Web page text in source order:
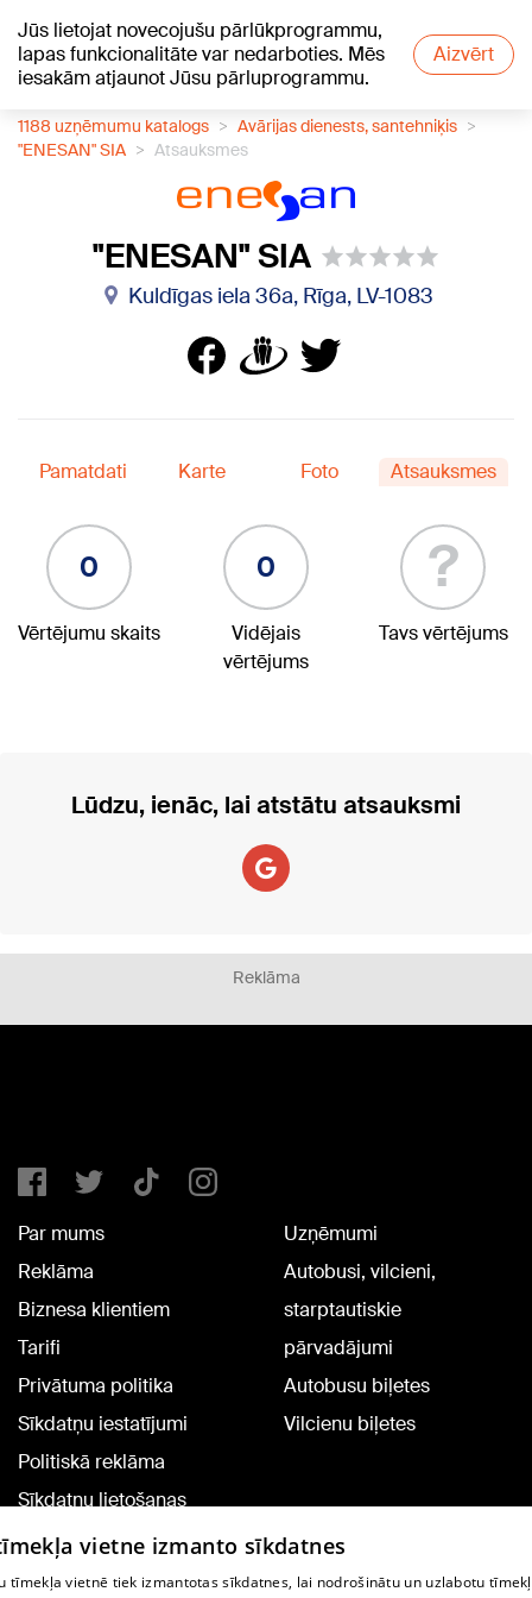
Jūs lietojat novecojušu pārlūkprogrammu,
lapas funkcionalitāte var nedarboties. Mēs
iesakām atjaunot Jūsu pārluprogrammu.
Aizvērt
+13°C
1188 uzņēmumu katalogs
Avārijas dienests, santehniķis
"ENESAN" SIA
Atsauksmes
"ENESAN" SIA
Kuldīgas iela 36a, Rīga, LV-1083
Pamatdati Karte Foto Atsauksmes
0
Vērtējumu skaits
0
Vidējais
vērtējums
?
Tavs vērtējums
Lūdzu, ienāc, lai atstātu atsauksmi
Reklāma
Par mums
Reklāma
Biznesa klientiem
Tarifi
Privātuma politika
Sīkdatņu iestatījumi
Politiskā reklāma
Sīkdatņu lietošanas
noteikumi
Komentāru pievienošana
Uzņēmumi
Autobusi, vilcieni,
starptautiskie
pārvadājumi
Autobusu biļetes
Vilcienu biļetes
vietne izmanto sīkdatnes
tīmekļa vietnē tiek izmantotas sīkdatnes, lai nodrošinātu un uzlabotu